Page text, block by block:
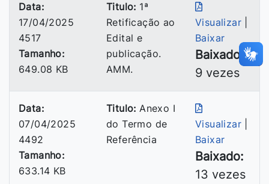
Data:
17/04/2025
4517
Tamanho:
649.08 KB
Titulo: 1ª
Retificação ao
Edital e
publicação.
AMM.
Visualizar
Baixar
Baixado:
9 vezes
Data:
07/04/2025
4492
Tamanho:
633.14 KB
Titulo: Anexo I
do Termo de
Referência
Visualizar
Baixar
Baixado:
13 vezes